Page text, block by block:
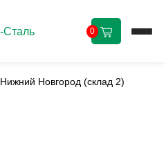
0
Нижний Новгород (склад 2)